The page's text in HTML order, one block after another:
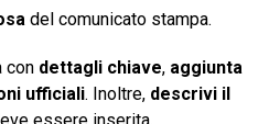
del comunicato stampa.
con dettagli chiave, aggiunta
ufficiali. Inoltre, descrivi il